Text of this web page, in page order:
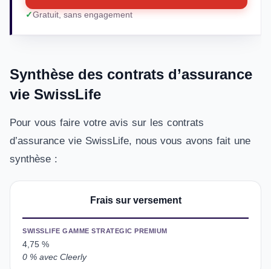
Gratuit, sans engagement
Synthèse des contrats d’assurance
vie SwissLife
Pour vous faire votre avis sur les contrats
d’assurance vie SwissLife, nous vous avons fait une
synthèse :
Frais sur versement
SWISSLIFE GAMME STRATEGIC PREMIUM
4,75 %
0 % avec Cleerly